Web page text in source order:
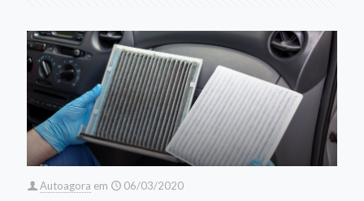
Autoagora em 06/03/2020